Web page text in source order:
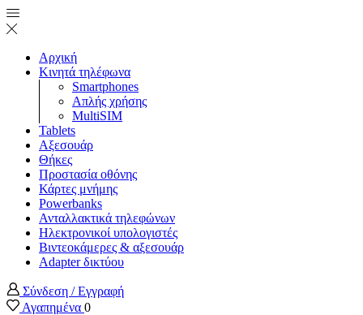
Αρχική
Κινητά τηλέφωνα
Smartphones
Απλής χρήσης
MultiSIM
Tablets
Αξεσουάρ
Θήκες
Προστασία οθόνης
Κάρτες μνήμης
Powerbanks
Ανταλλακτικά τηλεφώνων
Ηλεκτρονικοί υπολογιστές
Βιντεοκάμερες & αξεσουάρ
Adapter δικτύου
Σύνδεση / Εγγραφή
Αγαπημένα 0